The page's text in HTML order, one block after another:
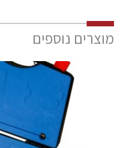
מוצרים נוספים